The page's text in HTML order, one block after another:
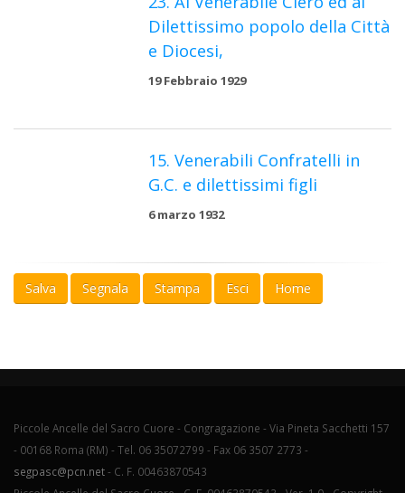
Dilettissimo popolo della Città
e Diocesi,
19 Febbraio 1929
15. Venerabili Confratelli in
G.C. e dilettissimi figli
6 marzo 1932
Salva Segnala Stampa Esci Home
Piccole Ancelle del Sacro Cuore - Congragazione - Via Pineta Sacchetti 157
- 00168 Roma (RM) - Tel. 06 35072799 - Fax 06 3507 2773 -
segpasc@pcn.net- C. F. 00463870543